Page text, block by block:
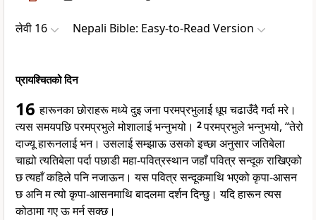
लेवी 16 Nepali Bible: Easy-to-Read Version
प्रायश्चितको दिन
16हारूनका छोराहरू मध्ये दुइ जना परमप्रभुलाई धूप चढाउँदै गर्दा मरे।
त्यस समयपछि परमप्रभुले मोशालाई भन्नुभयो। 2परमप्रभुले भन्नुभयो, “तेरो
दाज्यू हारूनलाई भन। उसलाई सम्झाऊ उसको इच्छा अनुसार जतिबेला
चाह्यो त्यतिबेला पर्दा पछाडी महा-पवित्रस्थान जहाँ पवित्र सन्दूक राखिएको
छ त्यहाँ कहिले पनि नजाऊन। यस पवित्र सन्दूकमाथि भएको कृपा-आसन
छ अनि म त्यो कृपा-आसनमाथि बादलमा दर्शन दिन्छु। यदि हारून त्यस
कोठामा गए ऊ मर्न सक्छ।